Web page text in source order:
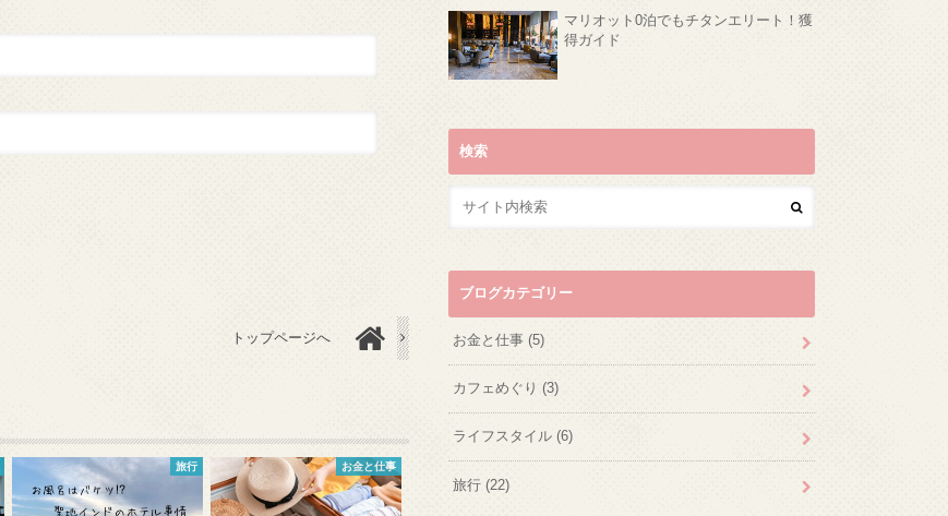
トップページへ
旅行 お金と仕事
マリオット0泊でもチタンエリート！獲
得ガイド
検索
ブログカテゴリー
お金と仕事 (5)
カフェめぐり (3)
ライフスタイル (6)
旅行 (22)